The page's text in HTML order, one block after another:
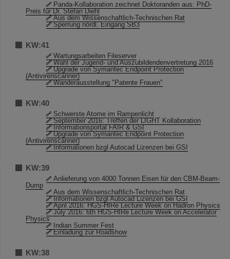
Panda-Kollaboration zeichnet Doktoranden aus: PhD-
Preis für Dr. Stefan Diehl
Aus dem Wissenschaftlich-Technischen Rat
Sperrung nördl. Eingang SB3
KW:41
Wartungsarbeiten Fileserver
Wahl der Jugend- und Auszubildendenvertretung 2016
Upgrade von Symantec Endpoint Protection
(Antivirenscanner)
Wanderausstellung "Patente Frauen"
KW:40
Schwerste Atome im Rampenlicht
September 2016: Treffen der LIGHT Kollaboration
Informationsportal FAIR & GSI
Upgrade von Symantec Endpoint Protection
(Antivirenscanner)
Informationen bzgl Autocad Lizenzen bei GSI
KW:39
Anlieferung von 4000 Tonnen Eisen für den CBM-Beam-
Dump
Aus dem Wissenschaftlich-Technischen Rat
Informationen bzgl Autocad Lizenzen bei GSI
April 2016: HGS-HIRe Lecture Week on Hadron Physics
July 2016: 6th HGS-HIRe Lecture Week on Accelerator
Physics
Indian Summer Fest
Einladung zur Roadshow
KW:38